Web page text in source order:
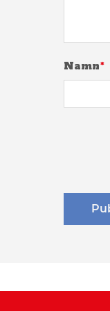
Namn*